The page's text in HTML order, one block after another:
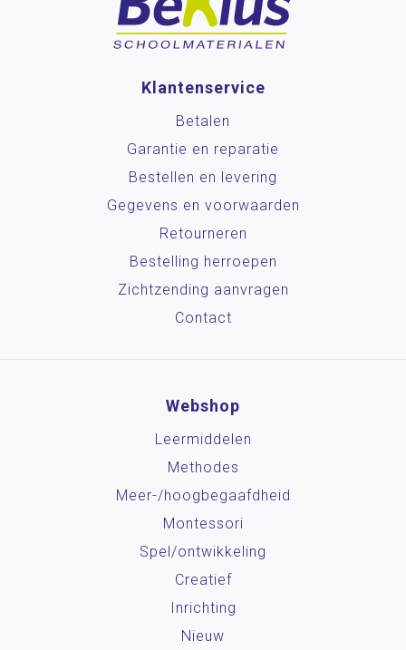
Klantenservice
Betalen
Garantie en reparatie
Bestellen en levering
Gegevens en voorwaarden
Retourneren
Bestelling herroepen
Zichtzending aanvragen
Contact
Webshop
Leermiddelen
Methodes
Meer-/hoog­begaafdheid
Montessori
Spel/ontwikkeling
Creatief
Inrichting
Nieuw